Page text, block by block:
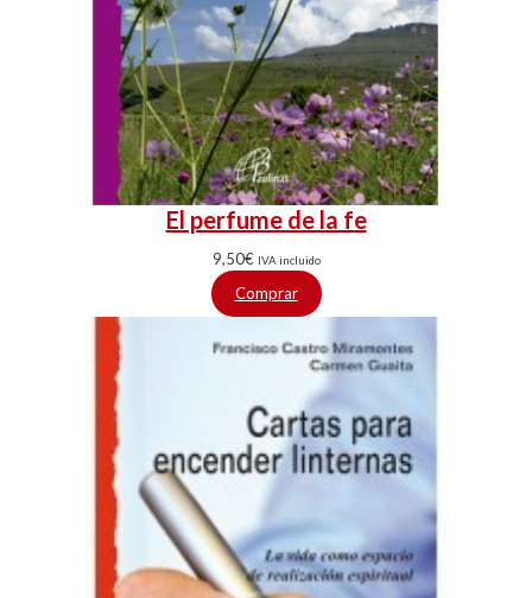
El perfume de la fe
9,50€ IVA incluido
Comprar